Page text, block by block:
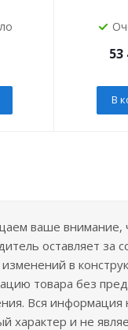
53
В
ваше внимание,
оставляет за
в
товара без
Вся информация
характер и не